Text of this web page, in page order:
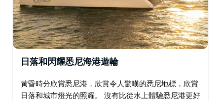
日落和閃耀悉尼海港遊輪
黃昏時分欣賞悉尼港，欣賞令人驚嘆的悉尼地標，欣賞
日落和城市燈光的照耀。 沒有比從水上體驗悉尼港更好